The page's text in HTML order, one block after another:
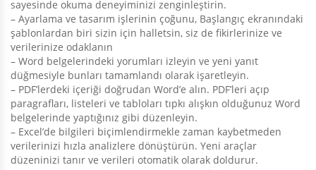
sayesinde okuma deneyiminizi zenginleştirin.
– Ayarlama ve tasarım işlerinin çoğunu, Başlangıç ekranındaki
şablonlardan biri sizin için halletsin, siz de fikirlerinize ve
verilerinize odaklanın
– Word belgelerindeki yorumları izleyin ve yeni yanıt
düğmesiyle bunları tamamlandı olarak işaretleyin.
– PDF’lerdeki içeriği doğrudan Word’e alın. PDF’leri açıp
paragrafları, listeleri ve tabloları tıpkı alışkın olduğunuz Word
belgelerinde yaptığınız gibi düzenleyin.
– Excel’de bilgileri biçimlendirmekle zaman kaybetmeden
verilerinizi hızla analizlere dönüştürün. Yeni araçlar
düzeninizi tanır ve verileri otomatik olarak doldurur.